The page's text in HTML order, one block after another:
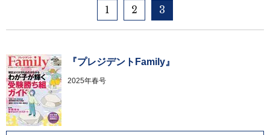
1 2 3
『プレジデントFamily』
2025年春号